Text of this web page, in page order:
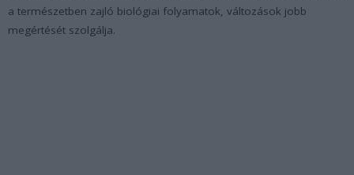
a természetben zajló biológiai folyamatok, változások jobb
megértését szolgálja.